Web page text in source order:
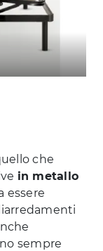
che
in metallo
essere
sempre